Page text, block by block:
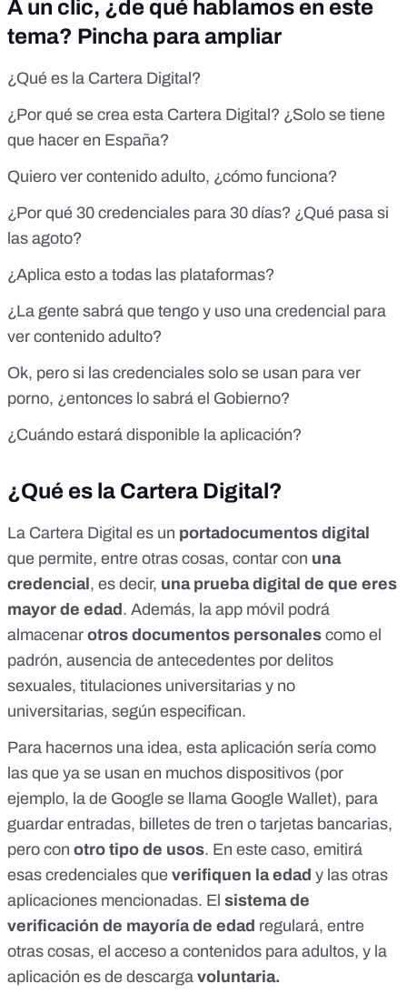
A un clic, ¿de qué hablamos en este
tema? Pincha para ampliar
¿Qué es la Cartera Digital?
¿Por qué se crea esta Cartera Digital? ¿Solo se tiene
que hacer en España?
Quiero ver contenido adulto, ¿cómo funciona?
¿Por qué 30 credenciales para 30 días? ¿Qué pasa si
las agoto?
¿Aplica esto a todas las plataformas?
¿La gente sabrá que tengo y uso una credencial para
ver contenido adulto?
Ok, pero si las credenciales solo se usan para ver
porno, ¿entonces lo sabrá el Gobierno?
¿Cuándo estará disponible la aplicación?
¿Qué es la Cartera Digital?
La Cartera Digital es un portadocumentos digital
que permite, entre otras cosas, contar con una
credencial , es decir, una prueba digital de que eres
mayor de edad . Además, la app móvil podrá
almacenar otros documentos personales como el
padrón, ausencia de antecedentes por delitos
sexuales, titulaciones universitarias y no
universitarias, según especifican.
Para hacernos una idea, esta aplicación sería como
las que ya se usan en muchos dispositivos (por
ejemplo, la de Google se llama Google Wallet), para
guardar entradas, billetes de tren o tarjetas bancarias,
pero con otro tipo de usos. En este caso, emitirá
esas credenciales que verifiquen la edad y las otras
aplicaciones mencionadas. El sistema de
verificación de mayoría de edad regulará, entre
otras cosas, el acceso a contenidos para adultos, y la
aplicación es de descarga voluntaria.